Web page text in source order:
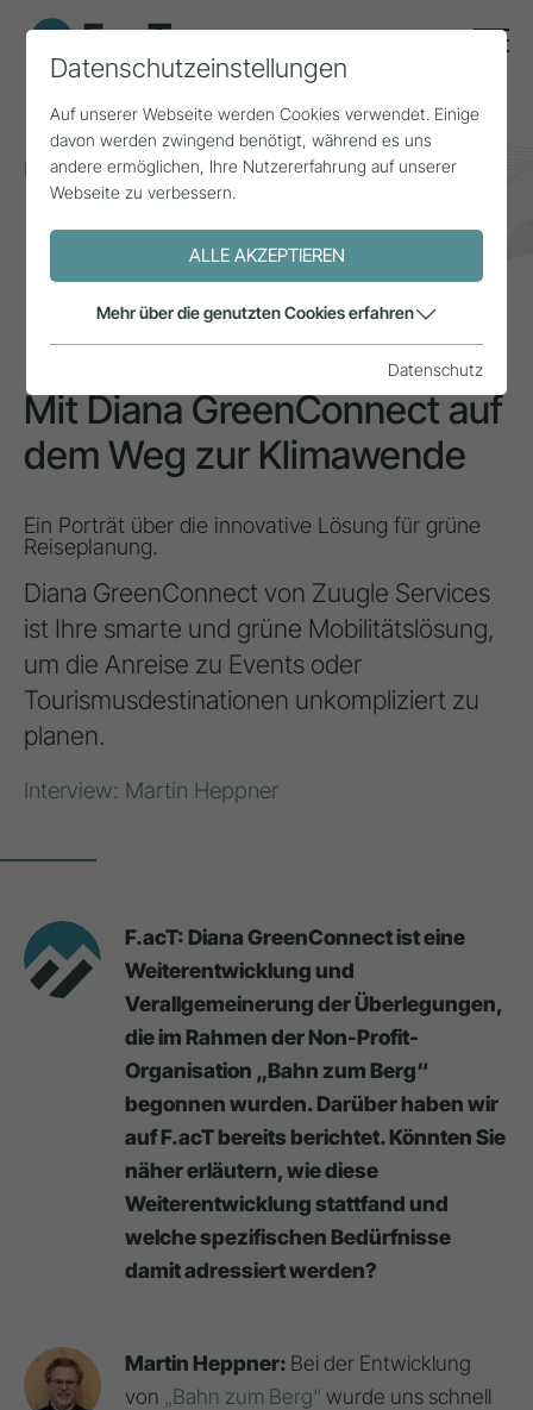
Home Themen
Mobilität
Mit Diana GreenConnect auf dem Weg zur
Klimawende
INSPIRATION
Mit Diana GreenConnect auf
dem Weg zur Klimawende
Ein Porträt über die innovative Lösung für grüne
Reiseplanung.
Diana GreenConnect von Zuugle Services
ist Ihre smarte und grüne Mobilitätslösung,
um die Anreise zu Events oder
Tourismusdestinationen unkompliziert zu
planen.
Interview: Martin Heppner
F.acT: Diana GreenConnect ist eine
Weiterentwicklung und
Verallgemeinerung der Überlegungen,
die im Rahmen der Non-Profit-
Organisation „Bahn zum Berg“
begonnen wurden. Darüber haben wir
auf F.acT bereits berichtet. Könnten Sie
näher erläutern, wie diese
Weiterentwicklung stattfand und
welche spezifischen Bedürfnisse
damit adressiert werden?
Martin Heppner: Bei der Entwicklung
von „Bahn zum Berg“ wurde uns schnell
Datenschutzeinstellungen
Auf unserer Webseite werden Cookies verwendet. Einige
davon werden zwingend benötigt, während es uns
andere ermöglichen, Ihre Nutzererfahrung auf unserer
Webseite zu verbessern.
ALLE AKZEPTIEREN
Mehr über die genutzten Cookies erfahren
Datenschutz